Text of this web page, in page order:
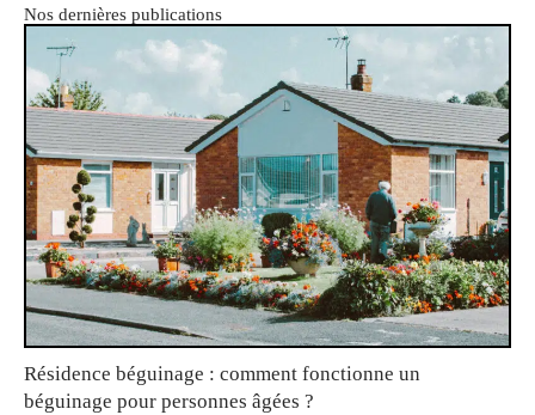
Nos dernières publications
Résidence béguinage : comment fonctionne un
béguinage pour personnes âgées ?